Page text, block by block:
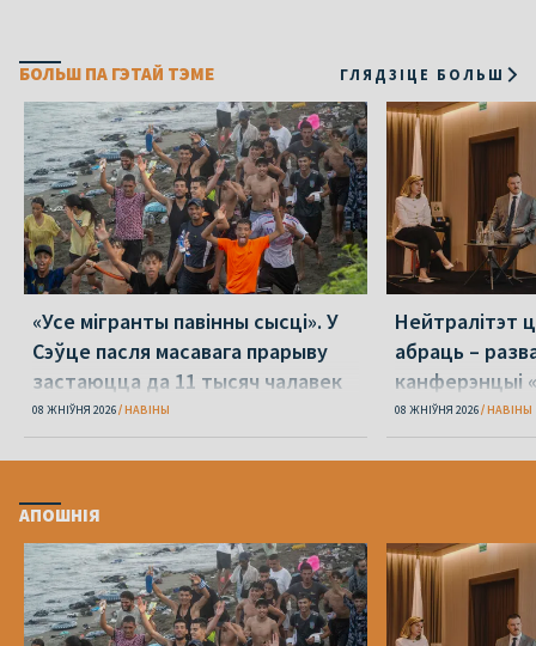
БОЛЬШ ПА ГЭТАЙ ТЭМЕ ГЛЯДЗІЦЕ БОЛЬШ
«Усе мігранты павінны сысці». У
Сэўце пасля масавага прарыву
застаюцца да 11 тысяч чалавек
08 ЖНІЎНЯ 2026 НАВІНЫ
Нейтралітэт
абраць –
канферэнцыі
08 ЖНІЎНЯ 2026 НАВІНЫ
АПОШНІЯ